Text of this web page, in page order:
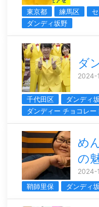
東京都 練馬区
ダンディ坂野
ダ
2024-
千代田区 ダンディ
ダンディー チョコレー
め
の
2024-
鞘師里保
ダンディ